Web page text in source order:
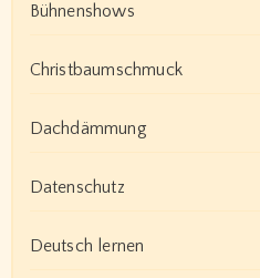
Bühnenshows
Christbaumschmuck
Dachdämmung
Datenschutz
Deutsch lernen